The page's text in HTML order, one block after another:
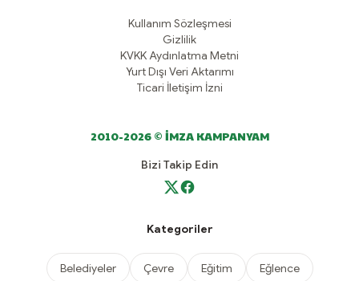
Kullanım Sözleşmesi
Gizlilik
KVKK Aydınlatma Metni
Yurt Dışı Veri Aktarımı
Ticari İletişim İzni
2010-2026 © İMZA KAMPANYAM
Bizi Takip Edin
Kategoriler
Belediyeler Çevre Eğitim Eğlence